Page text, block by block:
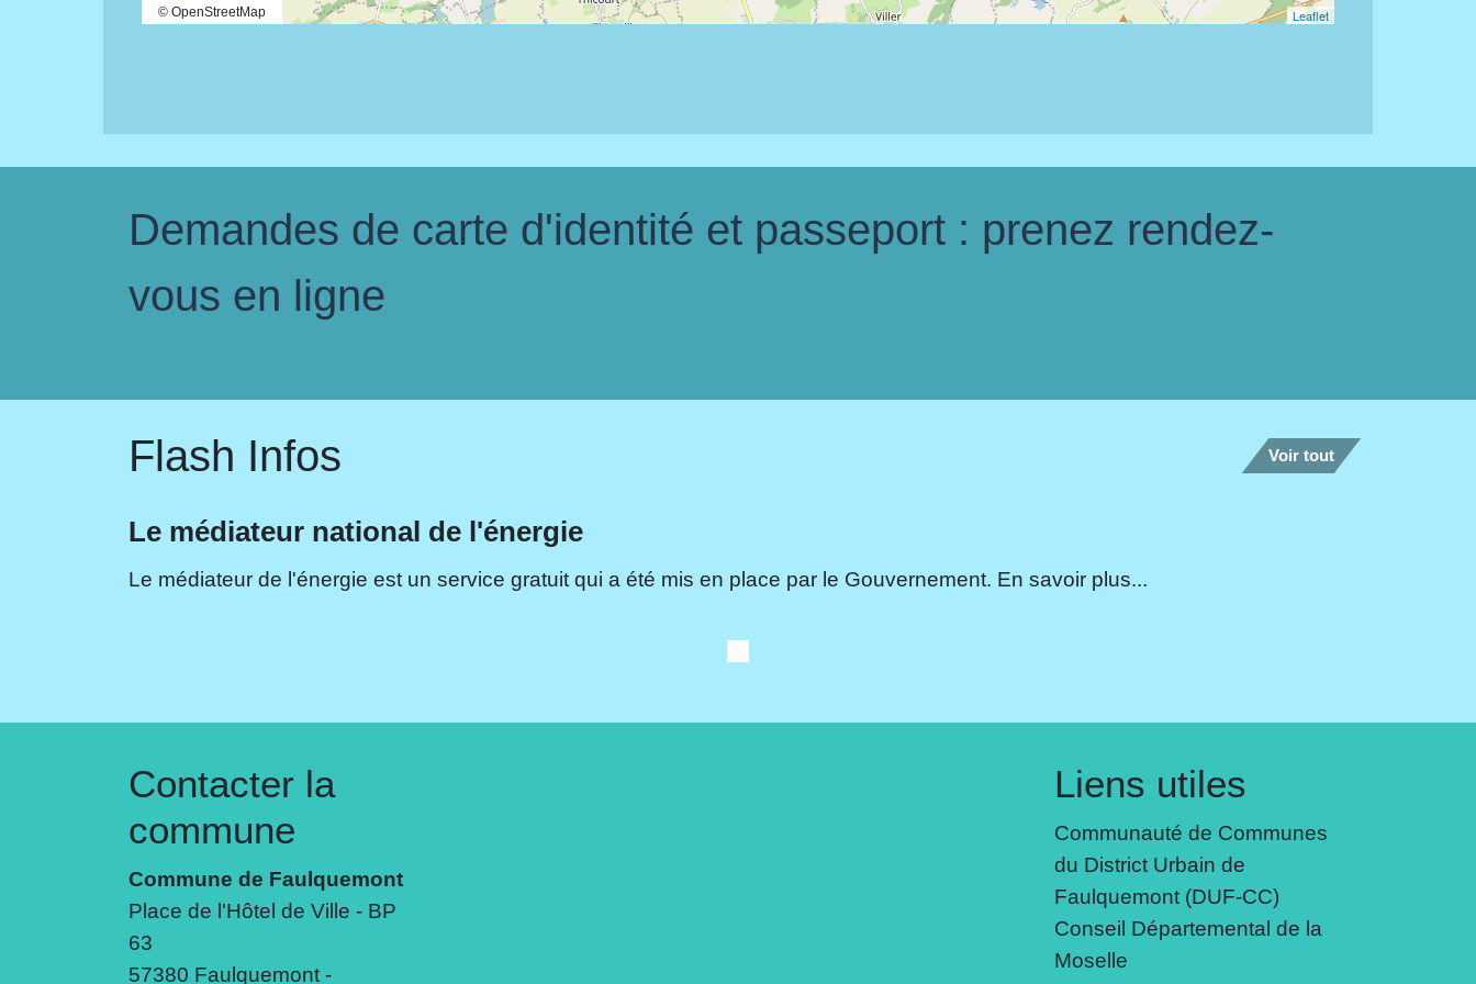
Leaflet
© OpenStreetMap
Demandes de carte d'identité et passeport : prenez rendez-
vous en ligne
Flash Infos Voir tout
Le médiateur national de l'énergie
Le médiateur de l'énergie est un service gratuit qui a été mis en place par le Gouvernement. En savoir plus...
Contacter la
commune
Commune de Faulquemont
Place de l'Hôtel de Ville - BP
63
57380 Faulquemont -
Liens utiles
Communauté de Communes
du District Urbain de
Faulquemont (DUF-CC)
Conseil Départemental de la
Moselle